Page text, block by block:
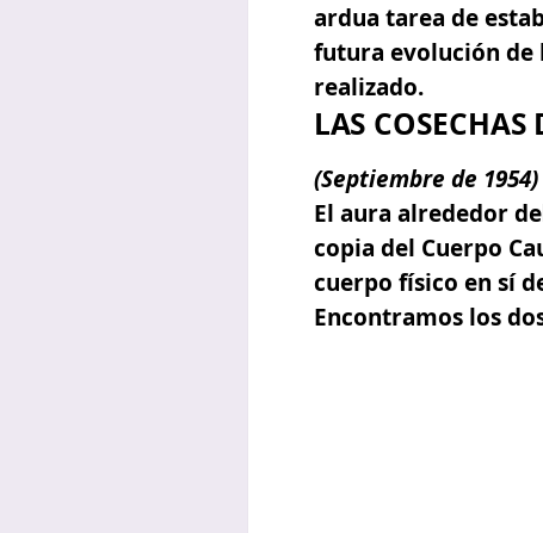
ardua tarea de
futura evolución de
realizado.
LAS
(Septiembre de 1954)
El aura alrededor
copia del Cuerpo
cuerpo físico en sí
Encontramos los